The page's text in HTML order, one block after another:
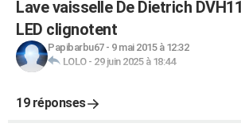
Lave vaisselle De Dietrich
LED clignotent
Papibarbu67- 9 mai 2015 à 12:32
LOLO- 29 juin 2025 à 18:44
19 réponses